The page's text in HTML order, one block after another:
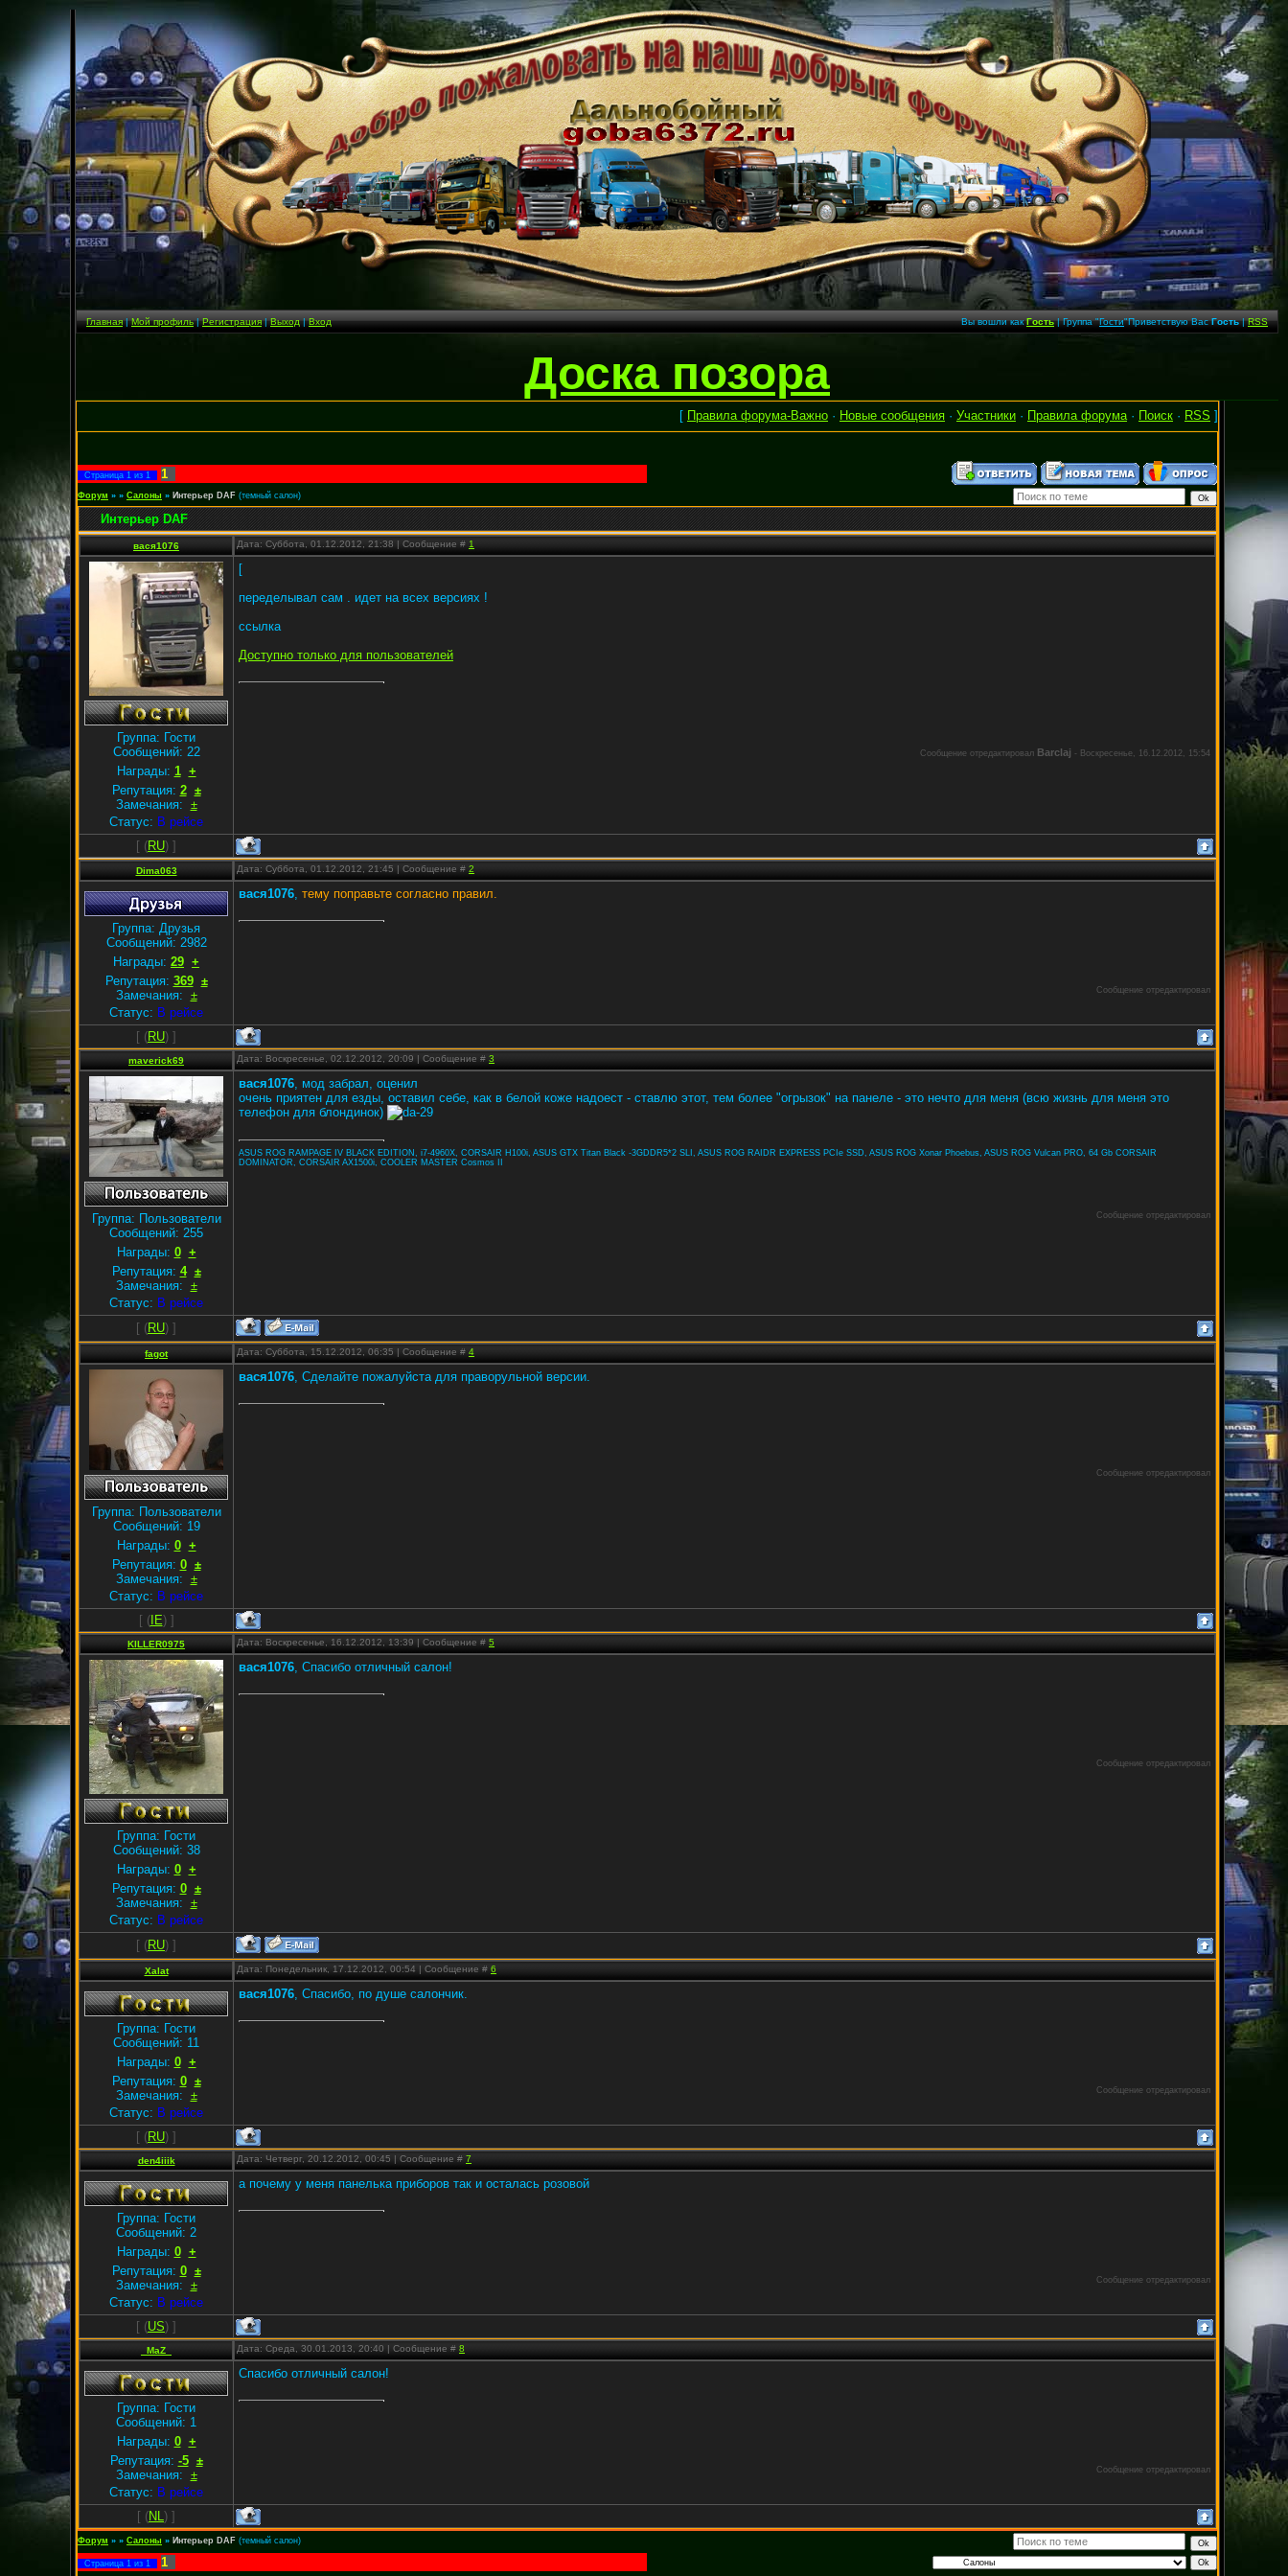
Главная|Мой профиль|Регистрация|Выход|Вход Вы вошли какГость| Группа "Гости"Приветствую ВасГость|RSS
Доска позора
[ Правила форума-Важно · Новые сообщения · Участники · Правила форума · Поиск · RSS ]
Страница 1 из 1 1
Форум » » Салоны » Интерьер DAF (темный салон)
Интерьер DAF
вася1076 Дата: Суббота, 01.12.2012, 21:38 | Сообщение # 1
Группа: Гости
Сообщений: 22
Награды: 1 +
Репутация: 2 ±
Замечания: ±
Статус: В рейсе
[
переделывал сам . идет на всех версиях !
ссылка
Доступно только для пользователей
Сообщение отредактировал Barclaj - Воскресенье, 16.12.2012, 15:54
[ (RU) ]
Dima063 Дата: Суббота, 01.12.2012, 21:45 | Сообщение # 2
Группа: Друзья
Сообщений: 2982
Награды: 29 +
Репутация: 369 ±
Замечания: ±
Статус: В рейсе
вася1076 тему поправьте согласно правил.
Сообщение отредактировал
[ (RU) ]
maverick69 Дата: Воскресенье, 02.12.2012, 20:09 | Сообщение # 3
Группа: Пользователи
Сообщений: 255
Награды: 0 +
Репутация: 4 ±
Замечания: ±
Статус: В рейсе
вася1076 , мод забрал, оценил
очень приятен для езды, оставил себе, как в белой коже надоест - ставлю этот, тем более "огрызок" на панеле - это нечто для меня (всю жизнь для меня это
телефон для блондинок)
ASUS ROG RAMPAGE IV BLACK EDITION, i7-4960X, CORSAIR H100i, ASUS GTX Titan Black -3GDDR5*2 SLI, ASUS ROG RAIDR EXPRESS PCIe SSD, ASUS ROG Xonar Phoebus, ASUS ROG Vulcan PRO, 64 Gb CORSAIR
DOMINATOR, CORSAIR AX1500i, COOLER MASTER Cosmos II
Сообщение отредактировал
[ (RU) ]
fagot Дата: Суббота, 15.12.2012, 06:35 | Сообщение # 4
Группа: Пользователи
Сообщений: 19
Награды: 0 +
Репутация: 0 ±
Замечания: ±
Статус: В рейсе
вася1076 , Сделайте пожалуйста для праворульной версии.
Сообщение отредактировал
[ (IE) ]
KILLER0975 Дата: Воскресенье, 16.12.2012, 13:39 | Сообщение # 5
Группа: Гости
Сообщений: 38
Награды: 0 +
Репутация: 0 ±
Замечания: ±
Статус: В рейсе
вася1076 , Спасибо отличный салон!
Сообщение отредактировал
[ (RU) ]
Xalat Дата: Понедельник, 17.12.2012, 00:54 | Сообщение # 6
Группа: Гости
Сообщений: 11
Награды: 0 +
Репутация: 0 ±
Замечания: ±
Статус: В рейсе
вася1076 , Спасибо, по душе салончик.
Сообщение отредактировал
[ (RU) ]
den4iiik Дата: Четверг, 20.12.2012, 00:45 | Сообщение # 7
Группа: Гости
Сообщений: 2
Награды: 0 +
Репутация: 0 ±
Замечания: ±
Статус: В рейсе
а почему у меня панелька приборов так и осталась розовой
Сообщение отредактировал
[ (US) ]
_MaZ_ Дата: Среда, 30.01.2013, 20:40 | Сообщение # 8
Группа: Гости
Сообщений: 1
Награды: 0 +
Репутация: -5 ±
Замечания: ±
Статус: В рейсе
Спасибо отличный салон!
Сообщение отредактировал
[ (NL ) ]
Форум » » Салоны » Интерьер DAF (темный салон)
Страница 1 из 1 1